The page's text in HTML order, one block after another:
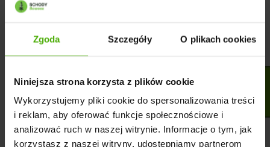
Zgoda Szczegóły O plikach cookies
Niniejsza strona korzysta z plików cookie
Wykorzystujemy pliki cookie do spersonalizowania treści
i reklam, aby oferować funkcje społecznościowe i
analizować ruch w naszej witrynie. Informacje o tym, jak
korzystasz z naszej witryny, udostępniamy partnerom